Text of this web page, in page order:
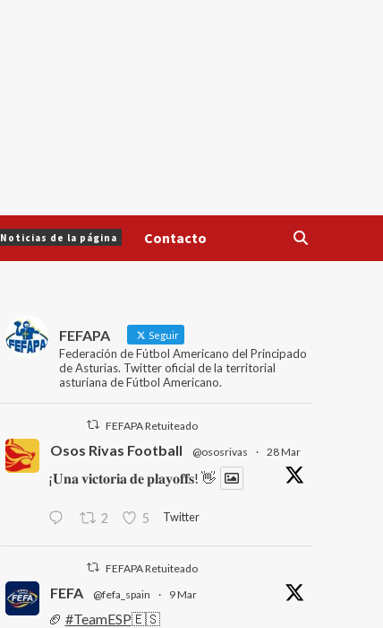
Noticias de la página Contacto
FEFAPA Seguir
Federación de Fútbol Americano del Principado
de Asturias. Twitter oficial de la territorial
asturiana de Fútbol Americano.
FEFAPA Retuiteado
Osos Rivas Football @ososrivas · 28 Mar
¡𝐔𝐧𝐚 𝐯𝐢𝐜𝐭𝐨𝐫𝐢𝐚 𝐝𝐞 𝐩𝐥𝐚𝐲𝐨𝐟𝐟𝐬! 👋
2 5 Twitter
FEFAPA Retuiteado
FEFA @fefa_spain · 9 Mar
🏈 #TeamESP🇪🇸